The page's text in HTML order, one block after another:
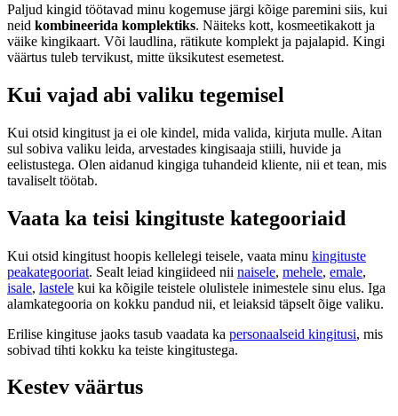
Paljud kingid töötavad minu kogemuse järgi kõige paremini siis, kui
neid kombineerida komplektiks. Näiteks kott, kosmeetikakott ja
väike kingikaart. Või laudlina, rätikute komplekt ja pajalapid. Kingi
väärtus tuleb tervikust, mitte üksikutest esemetest.
Kui vajad abi valiku tegemisel
Kui otsid kingitust ja ei ole kindel, mida valida, kirjuta mulle. Aitan
sul sobiva valiku leida, arvestades kingisaaja stiili, huvide ja
eelistustega. Olen aidanud kingiga tuhandeid kliente, nii et tean, mis
tavaliselt töötab.
Vaata ka teisi kingituste kategooriaid
Kui otsid kingitust hoopis kellelegi teisele, vaata minu kingituste
peakategooriat. Sealt leiad kingiideed nii naisele, mehele, emale,
isale, lastele kui ka kõigile teistele olulistele inimestele sinu elus. Iga
alamkategooria on kokku pandud nii, et leiaksid täpselt õige valiku.
Erilise kingituse jaoks tasub vaadata ka personaalseid kingitusi, mis
sobivad tihti kokku ka teiste kingitustega.
Kestev väärtus